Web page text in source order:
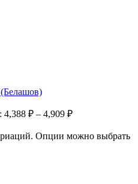
4,388 ₽ – 4,909 ₽
Опции можно выбрать